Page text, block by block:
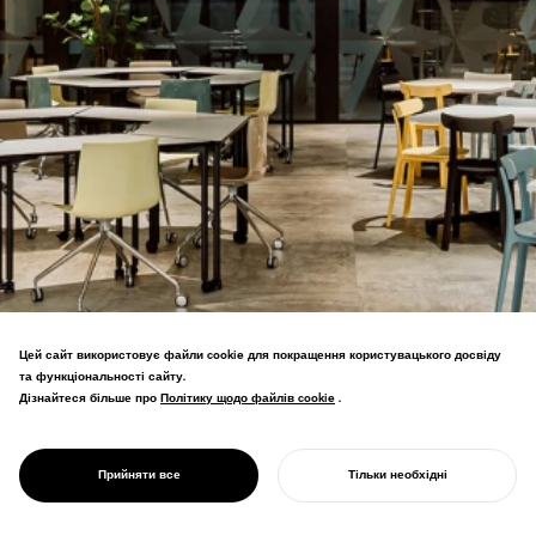
PROJECT
NANA LV.
LANDMARK
DATALAB
Data Science Yokohama City University на
7-му поверсі Yokohama Landmark Tower.
Цей сайт використовує файли cookie для покращення користувацького досвіду
та функціональності сайту.
Дізнайтеся більше про Політику щодо файлів cookie
Політику щодо файлів cookie .
Прийняти все Тільки необхідні